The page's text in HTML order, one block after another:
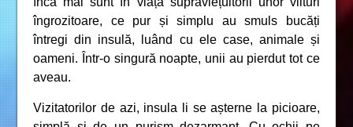
îngrozitoare, ce pur și simplu au smuls bucăți
întregi din insulă, luând cu ele case, animale și
oameni. Într-o singură noapte, unii au pierdut tot ce
aveau.
Vizitatorilor de azi, insula li se așterne la picioare,